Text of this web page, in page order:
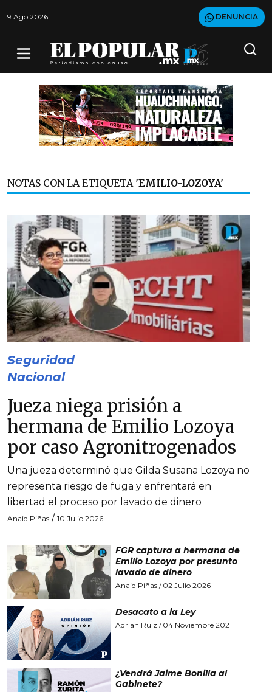
9 Ago 2026 DENUNCIA
NOTAS CON LA ETIQUETA 'EMILIO-LOZOYA'
Seguridad
Nacional
Jueza niega prisión a
hermana de Emilio Lozoya
por caso Agronitrogenados
Una jueza determinó que Gilda Susana Lozoya no
representa riesgo de fuga y enfrentará en
libertad el proceso por lavado de dinero
Anaid Piñas / 10 Julio 2026
FGR captura a hermana de
Emilio Lozoya por presunto
lavado de dinero
Anaid Piñas/ 02 Julio 2026
Desacato a la Ley
Adrián Ruiz / 04 Noviembre 2021
¿Vendrá Jaime Bonilla al
Gabinete?